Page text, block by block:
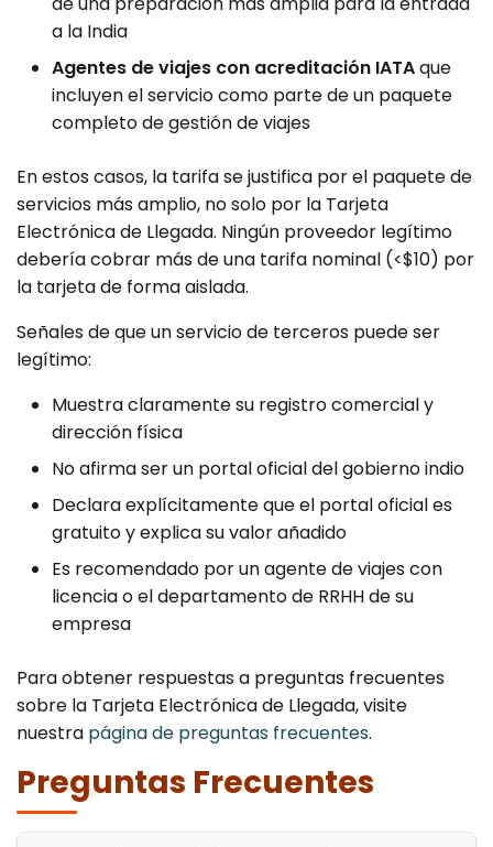
a la India
Agentes de viajes con acreditación IATAque
incluyen el servicio como parte de un paquete
completo de gestión de viajes
En estos casos, la tarifa se justifica por el paquete de
servicios más amplio, no solo por la Tarjeta
Electrónica de Llegada. Ningún proveedor legítimo
debería cobrar más de una tarifa nominal (<$10) por
la tarjeta de forma aislada.
Señales de que un servicio de terceros puede ser
legítimo:
Muestra claramente su registro comercial y
dirección física
No afirma ser un portal oficial del gobierno indio
Declara explícitamente que el portal oficial es
gratuito y explica su valor añadido
Es recomendado por un agente de viajes con
licencia o el departamento de RRHH de su
empresa
Para obtener respuestas a preguntas frecuentes
sobre la Tarjeta Electrónica de Llegada, visite
nuestra página de preguntas frecuentes.
Preguntas Frecuentes